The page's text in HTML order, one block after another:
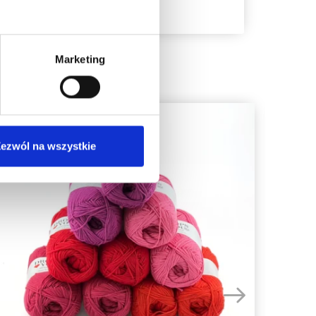
Marketing
na wszystkie